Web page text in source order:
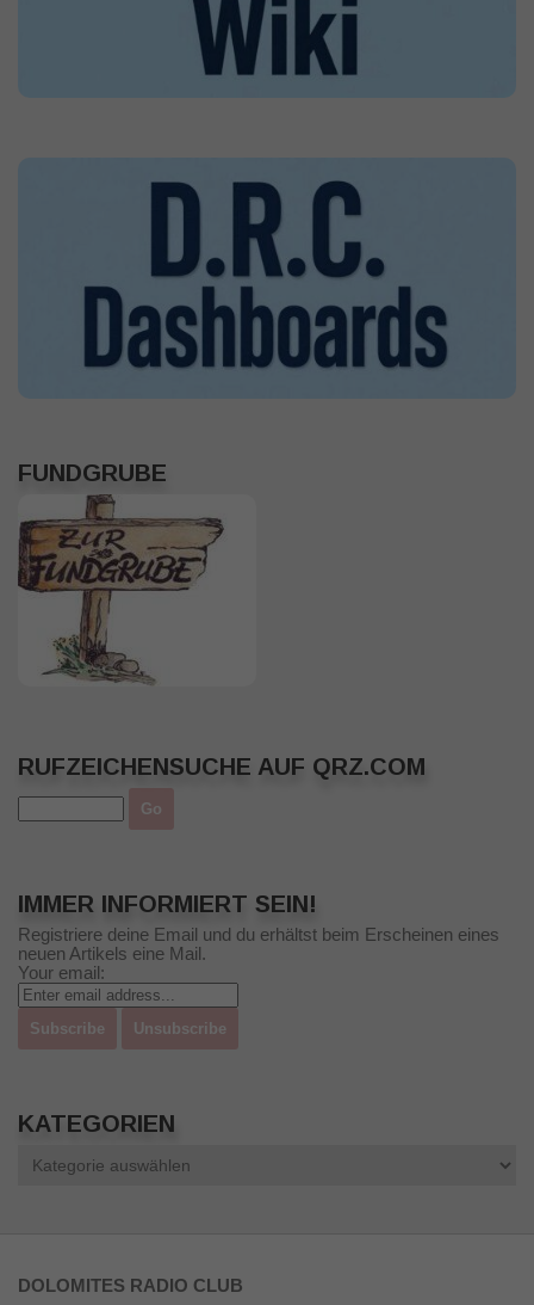
FUNDGRUBE
RUFZEICHENSUCHE AUF QRZ.COM
IMMER INFORMIERT SEIN!
Registriere deine Email und du erhältst beim Erscheinen eines
neuen Artikels eine Mail.
Your email:
KATEGORIEN
DOLOMITES RADIO CLUB